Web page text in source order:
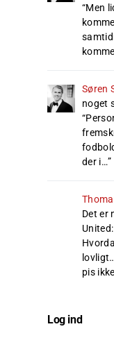
“Men
Søren
noget
“
der i…”
Det er
United
pis
Log ind